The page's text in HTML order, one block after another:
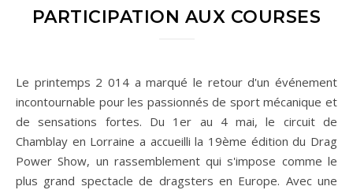
PARTICIPATION AUX COURSES
Le printemps 2 014 a marqué le retour d'un événement
incontournable pour les passionnés de sport mécanique et
de sensations fortes. Du 1er au 4 mai, le circuit de
Chamblay en Lorraine a accueilli la 19ème édition du Drag
Power Show, un rassemblement qui s'impose comme le
plus grand spectacle de dragsters en Europe. Avec une